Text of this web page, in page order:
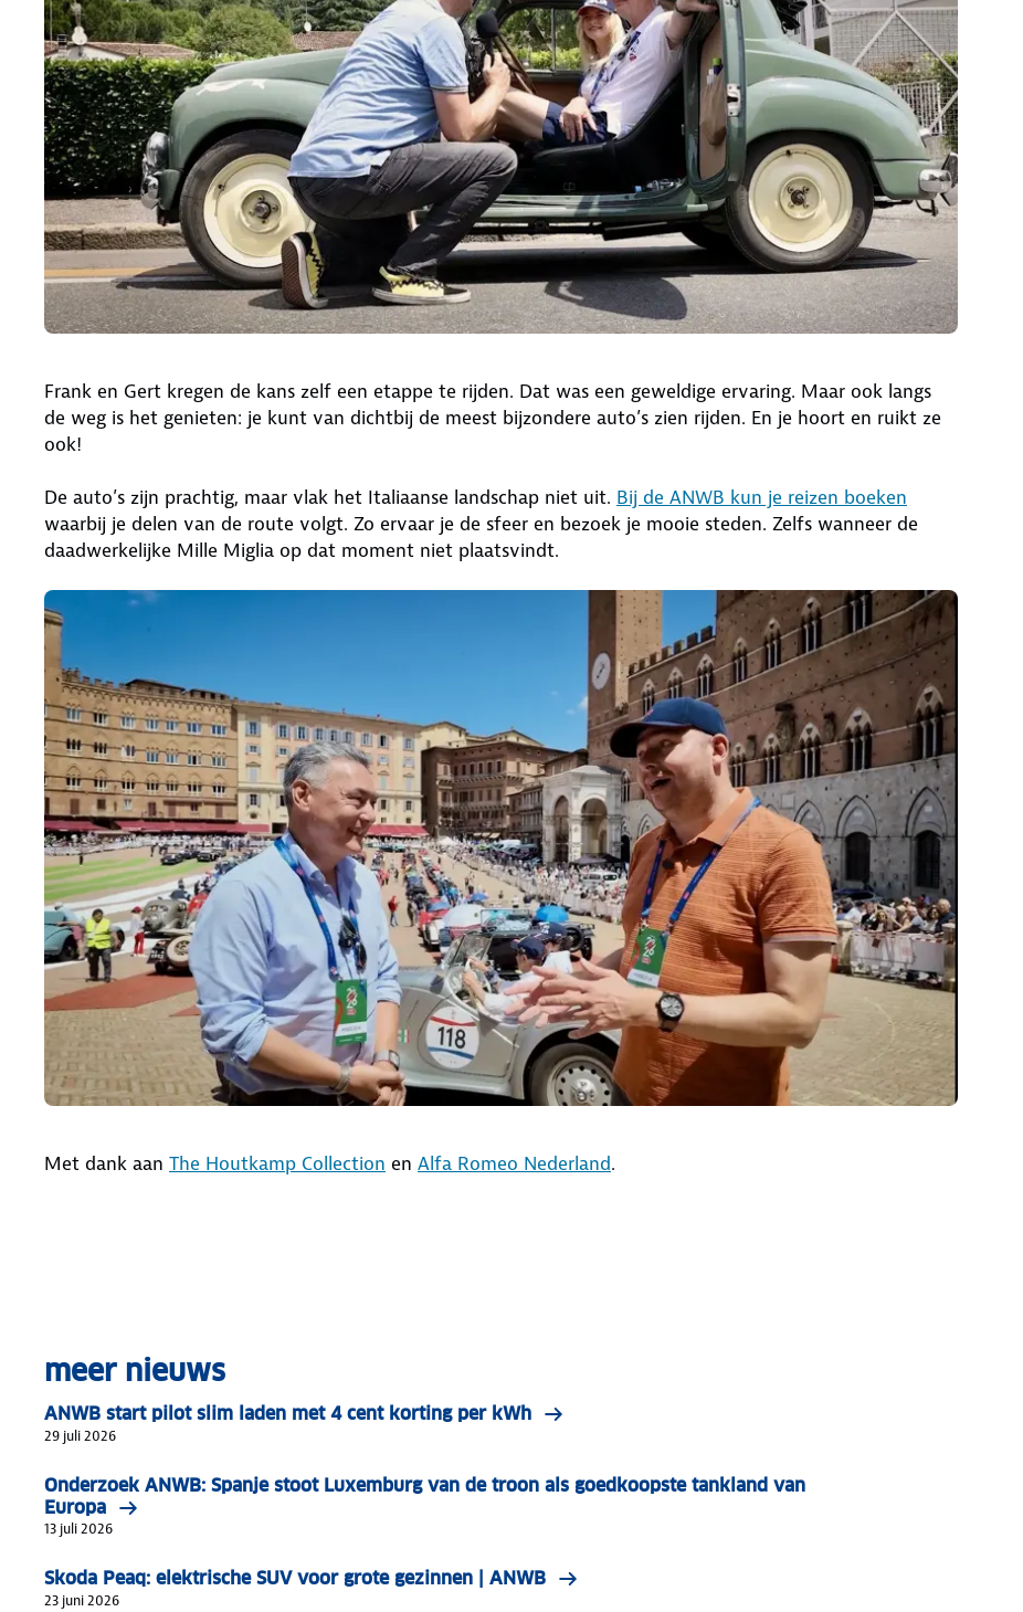
Frank en Gert kregen de kans zelf een etappe te rijden. Dat was een geweldige ervaring. Maar ook langs
de weg is het genieten: je kunt van dichtbij de meest bijzondere auto’s zien rijden. En je hoort en ruikt ze
ook!
De auto’s zijn prachtig, maar vlak het Italiaanse landschap niet uit. Bij de ANWB kun je reizen boeken
waarbij je delen van de route volgt. Zo ervaar je de sfeer en bezoek je mooie steden. Zelfs wanneer de
daadwerkelijke Mille Miglia op dat moment niet plaatsvindt.
Met dank aan The Houtkamp Collection en Alfa Romeo Nederland.
meer nieuws
ANWB start pilot slim laden met 4 cent korting per kWh
29 juli 2026
Onderzoek ANWB: Spanje stoot Luxemburg van de troon als goedkoopste tankland van
Europa
13 juli 2026
Skoda Peaq: elektrische SUV voor grote gezinnen | ANWB
23 juni 2026